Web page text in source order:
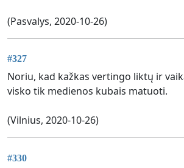
(Pasvalys, 2020-10-26)
#327
Noriu, kad kažkas vertingo liktų ir
visko tik medienos kubais matuoti.
(Vilnius, 2020-10-26)
#330